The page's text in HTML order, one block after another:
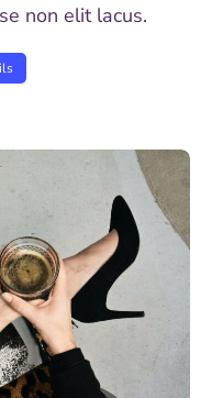
non elit lacus.